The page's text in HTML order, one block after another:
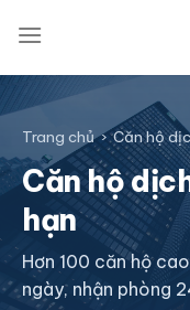
Trang chủ›Căn hộ
Căn hộ
hạn
Hơn 100 căn hộ
ngày, nhận phòng